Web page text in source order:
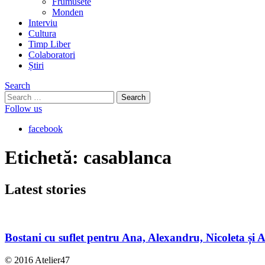
Monden
Interviu
Cultura
Timp Liber
Colaboratori
Știri
Search
Search
for:
Follow us
facebook
Etichetă: casablanca
Latest stories
Bostani cu suflet pentru Ana, Alexandru, Nicoleta și
© 2016 Atelier47